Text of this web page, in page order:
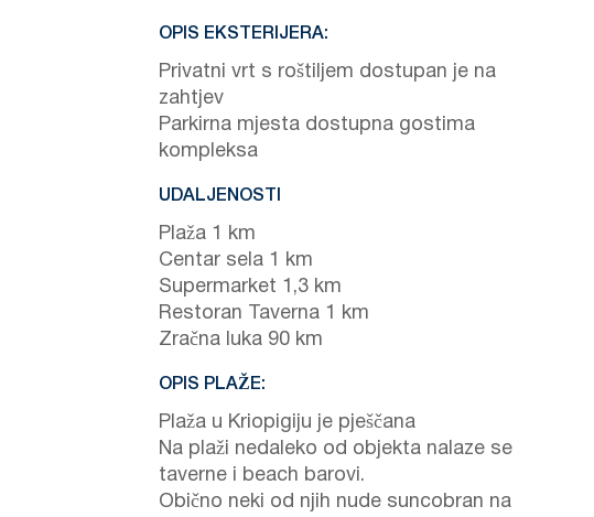
OPIS EKSTERIJERA:
Privatni vrt s roštiljem dostupan je na
zahtjev
Parkirna mjesta dostupna gostima
kompleksa
UDALJENOSTI
Plaža 1 km
Centar sela 1 km
Supermarket 1,3 km
Restoran Taverna 1 km
Zračna luka 90 km
OPIS PLAŽE:
Plaža u Kriopigiju je pješčana
Na plaži nedaleko od objekta nalaze se
taverne i beach barovi.
Obično neki od njih nude suncobran na